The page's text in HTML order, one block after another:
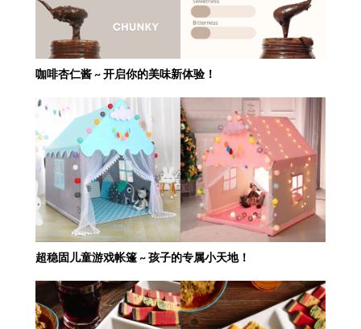
咖啡杏仁酱 ~ 开启你的美味新体验！
超稳固儿童游戏帐篷 ~ 孩子的专属小天地！